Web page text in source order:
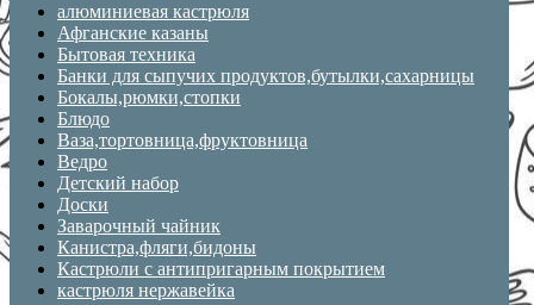
алюминиевая кастрюля
Афганские казаны
Бытовая техника
Банки для сыпучих продуктов,бутылки,сахарницы
Бокалы,рюмки,стопки
Блюдо
Ваза,тортовница,фруктовница
Ведро
Детский набор
Доски
Заварочный чайник
Канистра,фляги,бидоны
Кастрюли с антипригарным покрытием
кастрюля нержавейка